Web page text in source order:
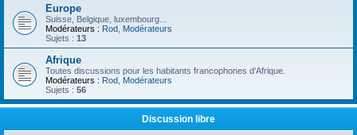
Europe
Suisse, Belgique, luxembourg...
Modérateurs : Rod Modérateurs
Sujets : 13
Afrique
Toutes discussions pour les habitants francophones d'Afrique.
Modérateurs : Rod Modérateurs
Sujets : 56
Discussion libre